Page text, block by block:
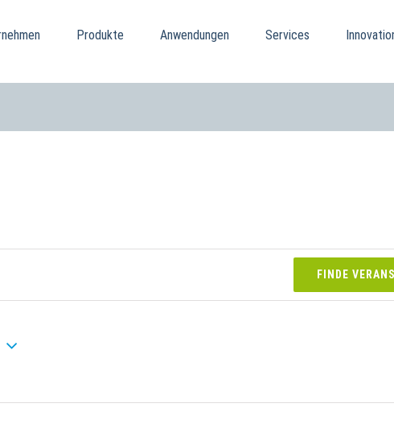
Produkte Anwendungen Services
FINDE